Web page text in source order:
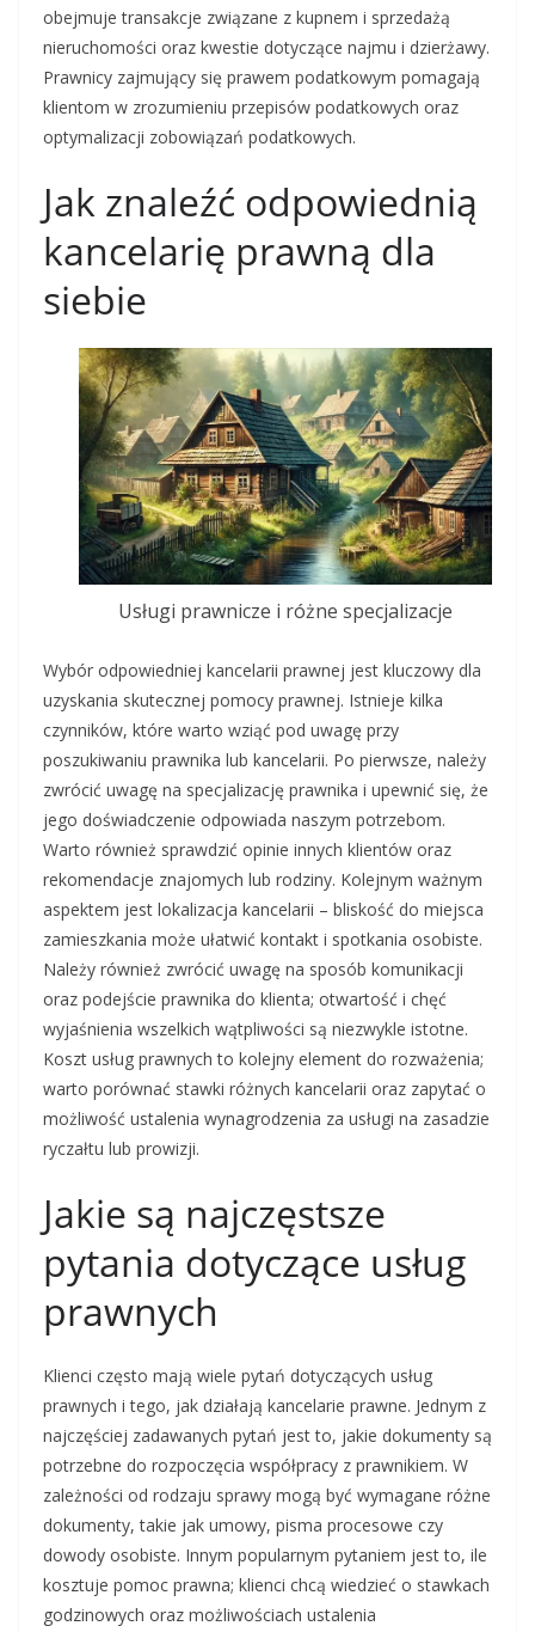
obejmuje transakcje związane z kupnem i sprzedażą
nieruchomości oraz kwestie dotyczące najmu i dzierżawy.
Prawnicy zajmujący się prawem podatkowym pomagają
klientom w zrozumieniu przepisów podatkowych oraz
optymalizacji zobowiązań podatkowych.
Jak znaleźć odpowiednią
kancelarię prawną dla
siebie
Usługi prawnicze i różne specjalizacje
Wybór odpowiedniej kancelarii prawnej jest kluczowy dla
uzyskania skutecznej pomocy prawnej. Istnieje kilka
czynników, które warto wziąć pod uwagę przy
poszukiwaniu prawnika lub kancelarii. Po pierwsze, należy
zwrócić uwagę na specjalizację prawnika i upewnić się, że
jego doświadczenie odpowiada naszym potrzebom.
Warto również sprawdzić opinie innych klientów oraz
rekomendacje znajomych lub rodziny. Kolejnym ważnym
aspektem jest lokalizacja kancelarii – bliskość do miejsca
zamieszkania może ułatwić kontakt i spotkania osobiste.
Należy również zwrócić uwagę na sposób komunikacji
oraz podejście prawnika do klienta; otwartość i chęć
wyjaśnienia wszelkich wątpliwości są niezwykle istotne.
Koszt usług prawnych to kolejny element do rozważenia;
warto porównać stawki różnych kancelarii oraz zapytać o
możliwość ustalenia wynagrodzenia za usługi na zasadzie
ryczałtu lub prowizji.
Jakie są najczęstsze
pytania dotyczące usług
prawnych
Klienci często mają wiele pytań dotyczących usług
prawnych i tego, jak działają kancelarie prawne. Jednym z
najczęściej zadawanych pytań jest to, jakie dokumenty są
potrzebne do rozpoczęcia współpracy z prawnikiem. W
zależności od rodzaju sprawy mogą być wymagane różne
dokumenty, takie jak umowy, pisma procesowe czy
dowody osobiste. Innym popularnym pytaniem jest to, ile
kosztuje pomoc prawna; klienci chcą wiedzieć o stawkach
godzinowych oraz możliwościach ustalenia